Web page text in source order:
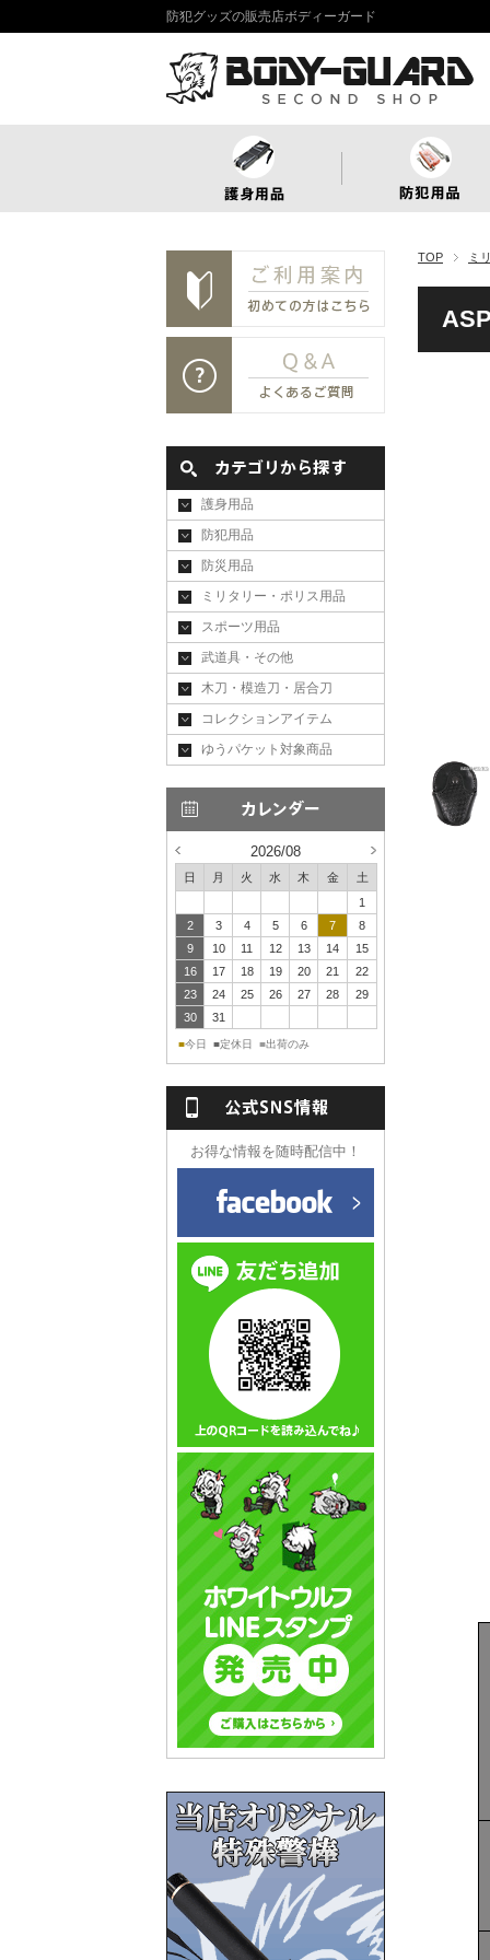
防犯グッズの販売店ボディーガード
TOP ミ
護身用品
防犯用品
防災用品
ミリタリー・ポリス用品
スポーツ用品
武道具・その他
木刀・模造刀・居合刀
コレクションアイテム
ゆうパケット対象商品
2026/08
日 月 火 水 木 金
土
1
2
3 4 5 6 7
8
9
10 11 12 13 14
15
16
17 18 19 20 21
22
23
24 25 26 27 28
29
30
31
■今日 ■定休日 ■出荷のみ
お得な情報を随時配信中！